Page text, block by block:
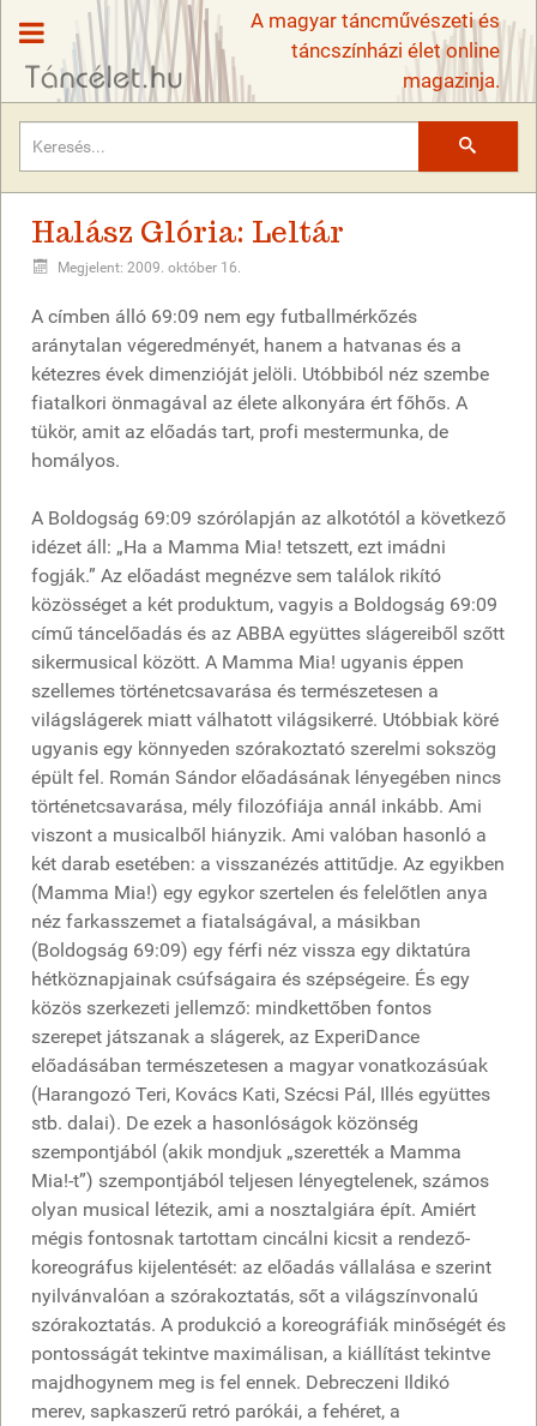
A magyar táncművészeti és
táncszínházi élet online
magazinja.
Halász Glória: Leltár
Megjelent: 2009. október 16.
A címben álló 69:09 nem egy futballmérkőzés
aránytalan végeredményét, hanem a hatvanas és a
kétezres évek dimenzióját jelöli. Utóbbiból néz szembe
fiatalkori önmagával az élete alkonyára ért főhős. A
tükör, amit az előadás tart, profi mestermunka, de
homályos.
A Boldogság 69:09 szórólapján az alkotótól a következő
idézet áll: „Ha a Mamma Mia! tetszett, ezt imádni
fogják.” Az előadást megnézve sem találok rikító
közösséget a két produktum, vagyis a Boldogság 69:09
című táncelőadás és az ABBA együttes slágereiből szőtt
sikermusical között. A Mamma Mia! ugyanis éppen
szellemes történetcsavarása és természetesen a
világslágerek miatt válhatott világsikerré. Utóbbiak köré
ugyanis egy könnyeden szórakoztató szerelmi sokszög
épült fel. Román Sándor előadásának lényegében nincs
történetcsavarása, mély filozófiája annál inkább. Ami
viszont a musicalből hiányzik. Ami valóban hasonló a
két darab esetében: a visszanézés attitűdje. Az egyikben
(Mamma Mia!) egy egykor szertelen és felelőtlen anya
néz farkasszemet a fiatalságával, a másikban
(Boldogság 69:09) egy férfi néz vissza egy diktatúra
hétköznapjainak csúfságaira és szépségeire. És egy
közös szerkezeti jellemző: mindkettőben fontos
szerepet játszanak a slágerek, az ExperiDance
előadásában természetesen a magyar vonatkozásúak
(Harangozó Teri, Kovács Kati, Szécsi Pál, Illés együttes
stb. dalai). De ezek a hasonlóságok közönség
szempontjából (akik mondjuk „szerették a Mamma
Mia!-t”) szempontjából teljesen lényegtelenek, számos
olyan musical létezik, ami a nosztalgiára épít. Amiért
mégis fontosnak tartottam cincálni kicsit a rendező-
koreográfus kijelentését: az előadás vállalása e szerint
nyilvánvalóan a szórakoztatás, sőt a világszínvonalú
szórakoztatás. A produkció a koreográfiák minőségét és
pontosságát tekintve maximálisan, a kiállítást tekintve
majdhogynem meg is fel ennek. Debreczeni Ildikó
merev, sapkaszerű retró parókái, a fehéret, a